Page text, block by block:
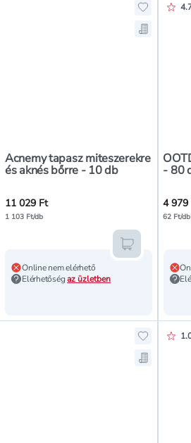
Acnemy tapasz miteszerekre
és aknés bőrre - 10 db
Mentés
11 029 Ft
1 103 Ft/db
Online nem elérhető
Elérhetőségaz üzletben
Kosárba
- 80
4 979
62 Ft/db
Mentés